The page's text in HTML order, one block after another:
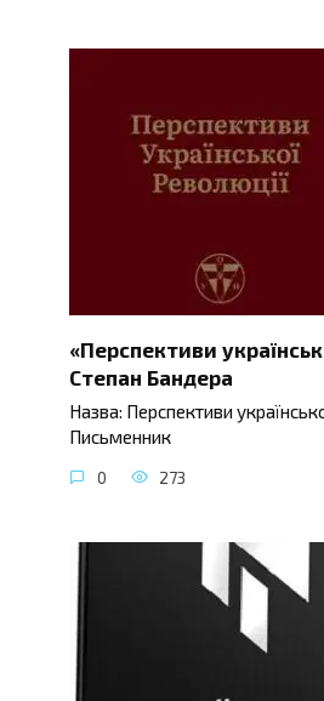
«Перспективи
Степан Бандера
Назва: Перспективи
Письменник
0 273